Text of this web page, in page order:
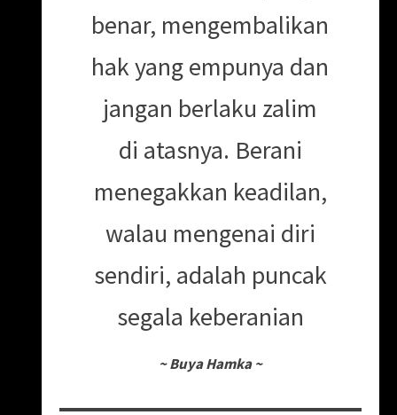
benar, mengembalikan
hak yang empunya dan
jangan berlaku zalim
di atasnya. Berani
menegakkan keadilan,
walau mengenai diri
sendiri, adalah puncak
segala keberanian
~Buya Hamka ~